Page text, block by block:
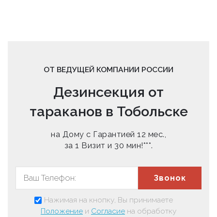
ОТ ВЕДУЩЕЙ КОМПАНИИ РОССИИ
Дезинсекция от
тараканов в Тобольске
на Дому с Гарантией 12 мес.,
за 1 Визит и 30 мин!***.
Звонок
Нажимая на кнопку, Вы принимаете
Положение и Согласие на обработку